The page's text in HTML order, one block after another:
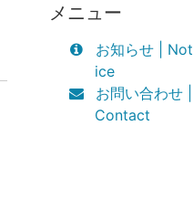
メニュー
お知らせ | Not
ice
お問い合わせ |
Contact